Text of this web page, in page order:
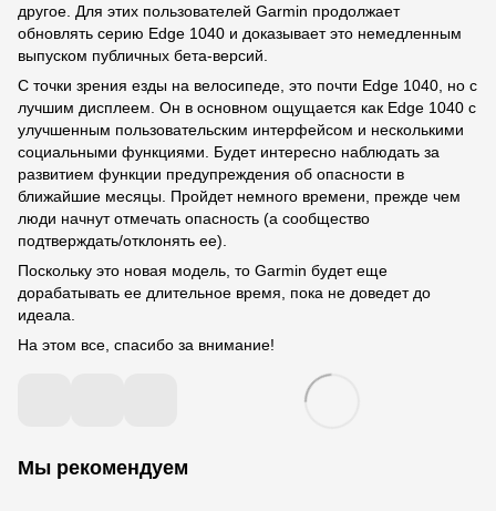
другое. Для этих пользователей Garmin продолжает
обновлять серию Edge 1040 и доказывает это немедленным
выпуском публичных бета-версий.
С точки зрения езды на велосипеде, это почти Edge 1040, но с
лучшим дисплеем. Он в основном ощущается как Edge 1040 с
улучшенным пользовательским интерфейсом и несколькими
социальными функциями. Будет интересно наблюдать за
развитием функции предупреждения об опасности в
ближайшие месяцы. Пройдет немного времени, прежде чем
люди начнут отмечать опасность (а сообщество
подтверждать/отклонять ее).
Поскольку это новая модель, то Garmin будет еще
дорабатывать ее длительное время, пока не доведет до
идеала.
На этом все, спасибо за внимание!
Мы рекомендуем